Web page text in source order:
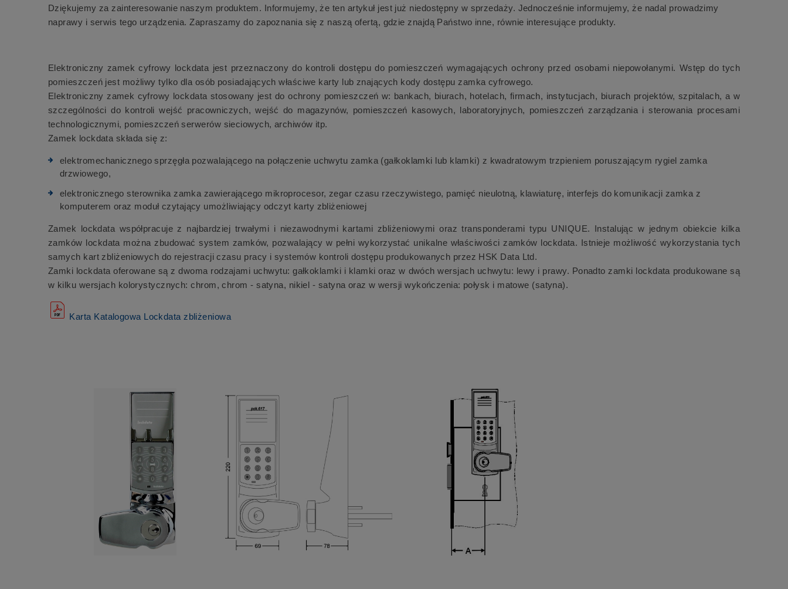
Dziękujemy za zainteresowanie naszym produktem. Informujemy, że ten artykuł jest już niedostępny w sprzedaży. Jednocześnie informujemy, że nadal prowadzimy
naprawy i serwis tego urządzenia. Zapraszamy do zapoznania się z naszą ofertą, gdzie znajdą Państwo inne, równie interesujące produkty.
Elektroniczny zamek cyfrowy lockdata jest przeznaczony do kontroli dostępu do pomieszczeń wymagających ochrony przed osobami niepowołanymi. Wstęp do tych
pomieszczeń jest możliwy tylko dla osób posiadających właściwe karty lub znających kody dostępu zamka cyfrowego.
Elektroniczny zamek cyfrowy lockdata stosowany jest do ochrony pomieszczeń w: bankach, biurach, hotelach, firmach, instytucjach, biurach projektów, szpitalach, a w
szczególności do kontroli wejść pracowniczych, wejść do magazynów, pomieszczeń kasowych, laboratoryjnych, pomieszczeń zarządzania i sterowania procesami
technologicznymi, pomieszczeń serwerów sieciowych, archiwów itp.
Zamek lockdata składa się z:
elektromechanicznego sprzęgła pozwalającego na połączenie uchwytu zamka (gałkoklamki lub klamki) z kwadratowym trzpieniem poruszającym rygiel zamka
drzwiowego,
elektronicznego sterownika zamka zawierającego mikroprocesor, zegar czasu rzeczywistego, pamięć nieulotną, klawiaturę, interfejs do komunikacji zamka z
komputerem oraz moduł czytający umożliwiający odczyt karty zbliżeniowej
Zamek lockdata współpracuje z najbardziej trwałymi i niezawodnymi kartami zbliżeniowymi oraz transponderami typu UNIQUE. Instalując w jednym obiekcie kilka
zamków lockdata można zbudować system zamków, pozwalający w pełni wykorzystać unikalne właściwości zamków lockdata. Istnieje możliwość wykorzystania tych
samych kart zbliżeniowych do rejestracji czasu pracy i systemów kontroli dostępu produkowanych przez HSK Data Ltd.
Zamki lockdata oferowane są z dwoma rodzajami uchwytu: gałkoklamki i klamki oraz w dwóch wersjach uchwytu: lewy i prawy. Ponadto zamki lockdata produkowane są
w kilku wersjach kolorystycznych: chrom, chrom - satyna, nikiel - satyna oraz w wersji wykończenia: połysk i matowe (satyna).
Karta Katalogowa Lockdata zbliżeniowa